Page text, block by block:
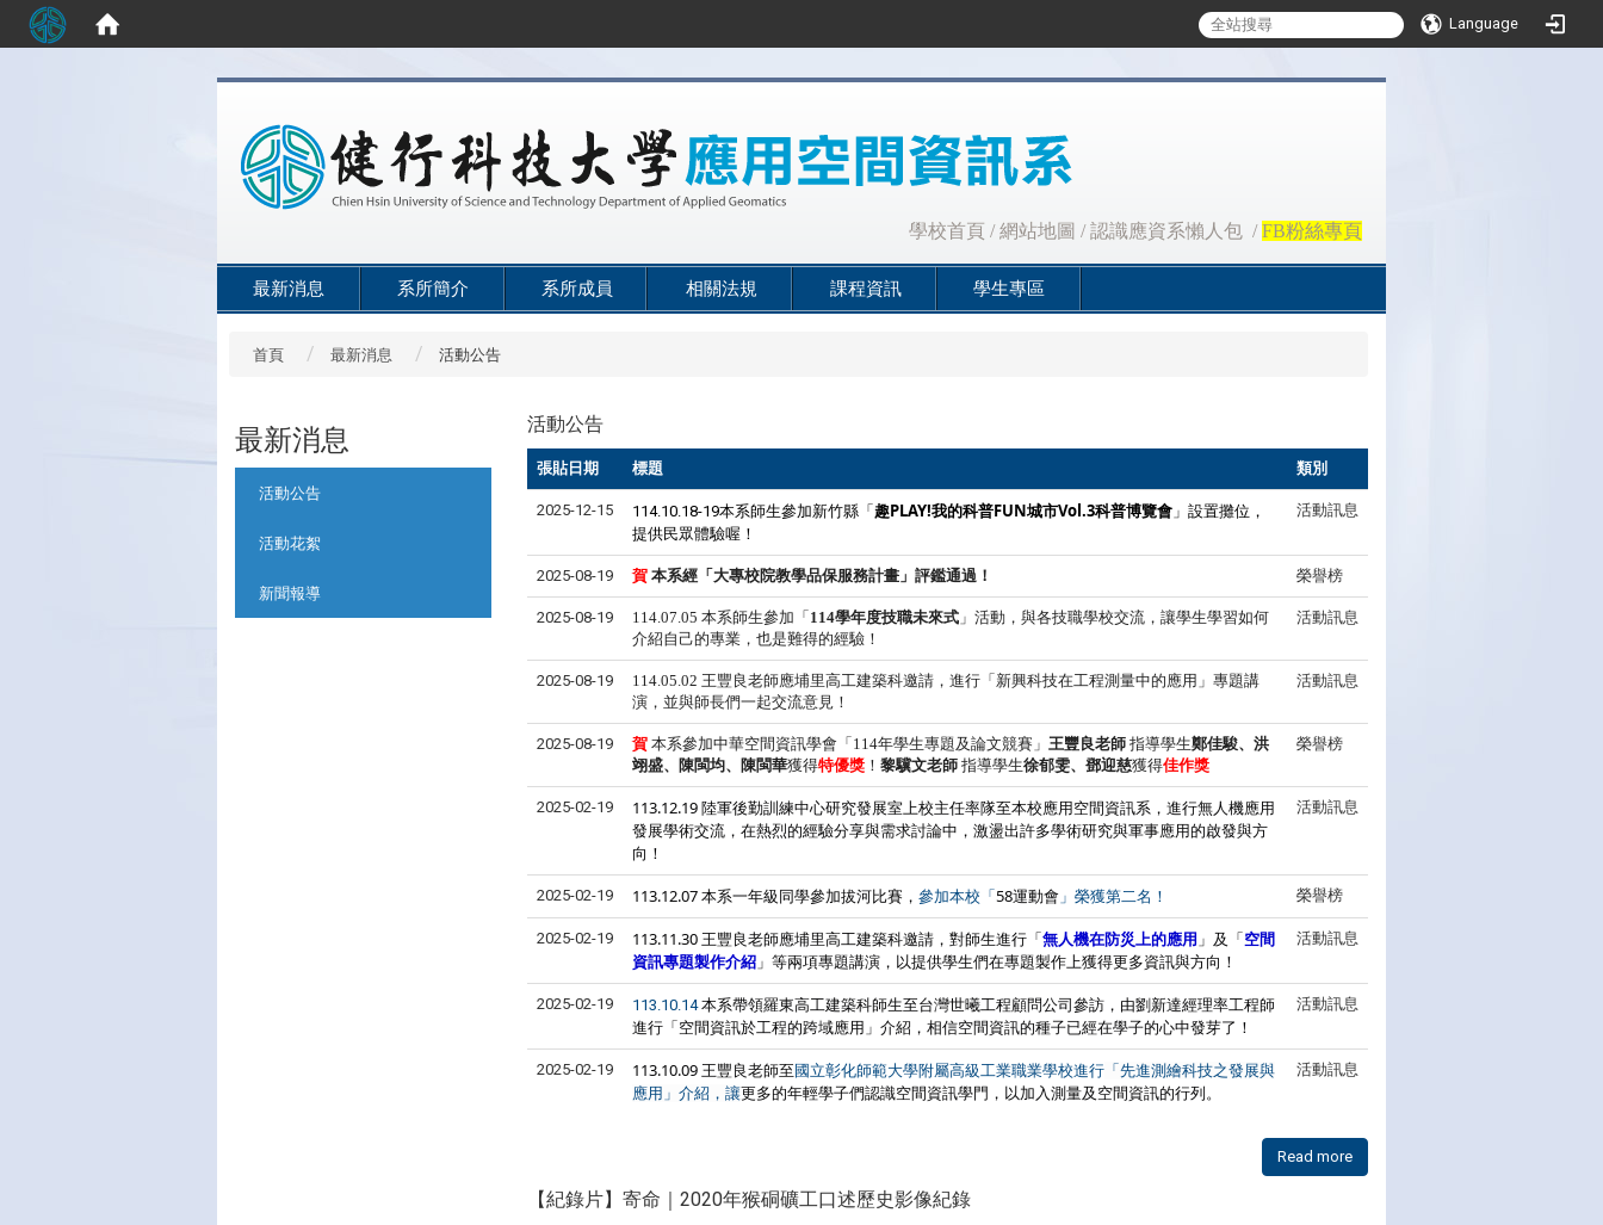
Language
學校首頁 /網站地圖 /認識應資系懶人包 /FB粉絲專頁
最新消息 系所簡介 系所成員 相關法規 課程資訊 學生專區
首頁 最新消息 活動公告
最新消息
活動公告
活動花絮
新聞報導
活動公告
張貼日期 標題 類別
2025-12-15 114.10.18-19本系師生參加新竹縣「趣PLAY!我的科普FUN城市Vol.3科普博覽會 」設置攤位，
提供民眾體驗喔！
活動訊息
2025-08-19 賀 本系經「大專校院教學品保服務計畫」評鑑通過！ 榮譽榜
2025-08-19 114.07.05 本系師生參加「 114學年度技職未來式 」活動，與各技職學校交流，讓學生學習如何
介紹自己的專業，也是難得的經驗！
活動訊息
2025-08-19 114.05.02 王豐良老師應埔里高工建築科邀請，進行「新興科技在工程測量中的應用」專題講
演，並與師長們一起交流意見！
活動訊息
2025-08-19 賀 本系參加中華空間資訊學會「 114年學生專題及論文競賽」 王豐良老師 指導學生鄭佳駿、洪
翊盛、陳閩均、陳閩華獲得特優獎 ！ 黎驥文老師 指導學生徐郁雯、鄧迎慈獲得佳作獎
榮譽榜
2025-02-19
113.12.19 陸軍後勤訓練中心研究發展室上校主任率隊至本校應用空間資訊系，進行無人機應用
發展學術交流，在熱烈的經驗分享與需求討論中，激盪出許多學術研究與軍事應用的啟發與方
向！
活動訊息
2025-02-19 113.12.07 本系一年級同學參加拔河比賽， 參加本校「 58運動會 」榮獲第二名！ 榮譽榜
2025-02-19 113.11.30 王豐良老師應埔里高工建築科邀請，對師生進行「無人機在防災上的應用 」及「空間
資訊專題製作介紹 」等兩項專題講演，以提供學生們在專題製作上獲得更多資訊與方向！
活動訊息
2025-02-19 113.10.14本系帶領羅東高工建築科師生至台灣世曦工程顧問公司參訪，由劉新達經理率工程師
進行「空間資訊於工程的跨域應用」介紹，相信空間資訊的種子已經在學子的心中發芽了！
活動訊息
2025-02-19 113.10.09 王豐良老師至 國立彰化師範大學附屬高級工業職業學校進行 「先進測繪科技之發展與
應用」介紹，讓更多的年輕學子們認識空間資訊學門，以加入測量及空間資訊的行列。
活動訊息
Read more
【紀錄片】寄命｜2020年猴硐礦工口述歷史影像紀錄